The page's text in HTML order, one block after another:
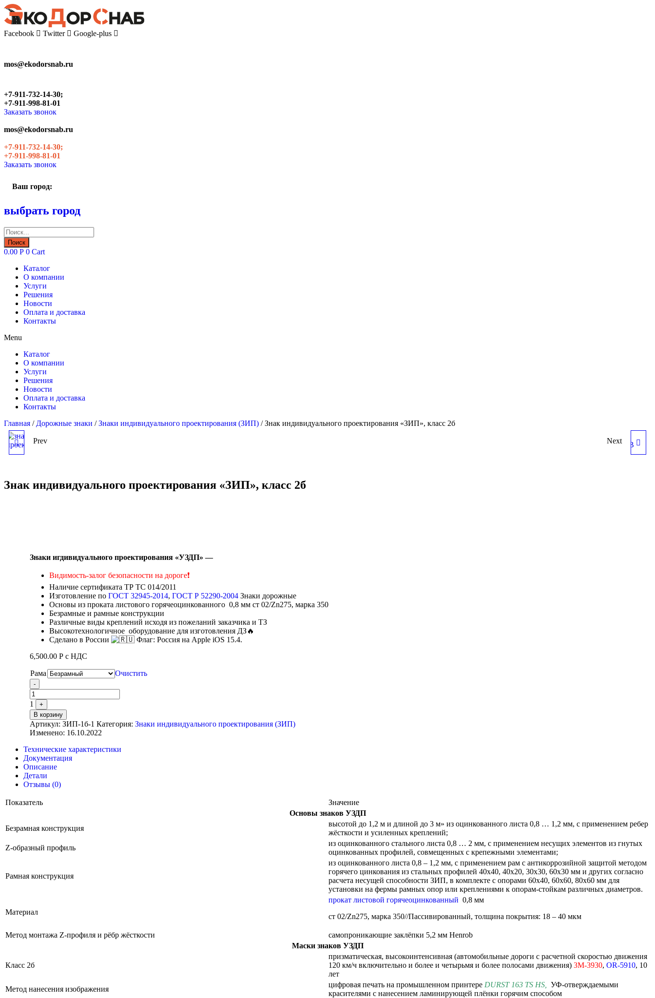
Skip
to
the
content
Facebook Twitter Google-plus
mos@ekodorsnab.ru
+7-911-732-14-30;
+7-911-998-81-01
Заказать звонок
mos@ekodorsnab.ru
+7-911-732-14-30;
+7-911-998-81-01
Заказать звонок
Ваш город:
выбрать город
Поиск
товаров
Поиск
0.00 Р 0 Cart
Каталог
О компании
Услуги
Решения
Новости
Оплата и доставка
Контакты
Menu
Каталог
О компании
Услуги
Решения
Новости
Оплата и доставка
Контакты
Главная / Дорожные знаки /Знаки индивидуального проектирования (ЗИП) / Знак индивидуального проектирования «ЗИП», класс 2б
ПРОЕКТИРОВАНИЯ
Prev Next
Знак индивидуального проектирования «ЗИП», класс 2б
Знаки игдивидуального проектирования «УЗДП» —
Видимость-залог безопасности на дороге❗
Наличие сертификата ТР ТС 014/2011
Изготовление поГОСТ 32945-2014,ГОСТ Р 52290-2004 Знаки дорожные
Основы из проката листового горячеоцинкованного 0,8 мм ст 02/Zn275, марка 350
Безрамные и рамные конструкции
Различные виды креплений исходя из пожеланий заказчика и ТЗ
Высокотехнологичное оборудование для изготовления ДЗ🔥
Сделано в России
6,500.00Р с НДС
Рама
Очистить
Quantity
-
1
+
В корзину
Артикул:ЗИП-1б-1 Категория:Знаки индивидуального проектирования (ЗИП)
Изменено: 16.10.2022
Технические характеристики
Документация
Описание
Детали
Отзывы (0)
Показатель
Значение
Основы знаков УЗДП
Безрамная конструкция
высотой до 1,2 м и длиной до 3 м» из оцинкованного листа 0,8 … 1,2 мм, с применением ребер
жёсткости и усиленных креплений;
Z-образный профиль
из оцинкованного стального листа 0,8 … 2 мм, с применением несущих элементов из гнутых
оцинкованных профилей, совмещенных с крепежными элементами;
Рамная конструкция
из оцинкованного листа 0,8 – 1,2 мм, с применением рам с антикоррозийной защитой методом
горячего цинкования из стальных профилей 40х40, 40х20, 30х30, 60х30 мм и других согласно
расчета несущей способности ЗИП, в комплекте с опорами 60х40, 60х60, 80х60 мм для
установки на фермы рамных опор или креплениями к опорам-стойкам различных диаметров.
Материал
прокат листовой горячеоцинкованный 0,8 мм
ст 02/Zn275, марка 350//Пассивированный, толщина покрытия: 18 – 40 мкм
Метод монтажа Z-профиля и рёбр жёсткости
самопроникающие заклёпки 5,2 мм Henrob
Маски знаков УЗДП
Класс 2б
призматическая, высокоинтенсивная (автомобильные дороги с расчетной скоростью движения
120 км/ч включительно и более и четырьмя и более полосами движения) 3M-3930, OR-5910, 10
лет
Метод нанесения изображения
цифровая печать на промышленном принтере DURST 163 TS HS
УФ-отверждаемыми
красителями с нанесением ламинирующей плёнки горячим способом